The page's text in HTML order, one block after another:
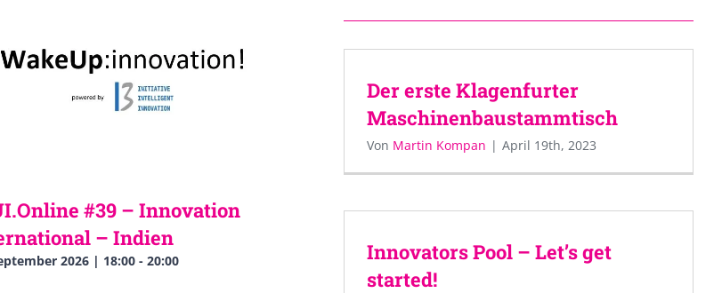
#39 – Innovation
– Indien
2026 | 18:00- 20:00
Der erste Klagenfurter
Maschinenbaustammtisch
Von Martin Kompan | April 19th, 2023
Innovators Pool – Let’s get
started!